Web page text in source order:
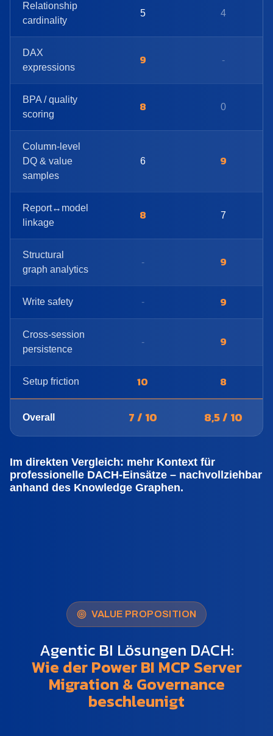
Relationship
cardinality
5 4
DAX
expressions
9 -
BPA / quality
scoring
8 0
Column-level
DQ & value
samples
6 9
Report↔model
linkage
8 7
Structural
graph analytics
- 9
Write safety - 9
Cross-session
persistence
- 9
Setup friction 10 8
Overall 7 / 10 8,5 / 10
Im direkten Vergleich: mehr Kontext für
professionelle DACH-Einsätze – nachvollziehbar
anhand des Knowledge Graphen.
VALUE PROPOSITION
Agentic BI Lösungen DACH:
Wie der Power BI MCP Server
Migration & Governance
beschleunigt